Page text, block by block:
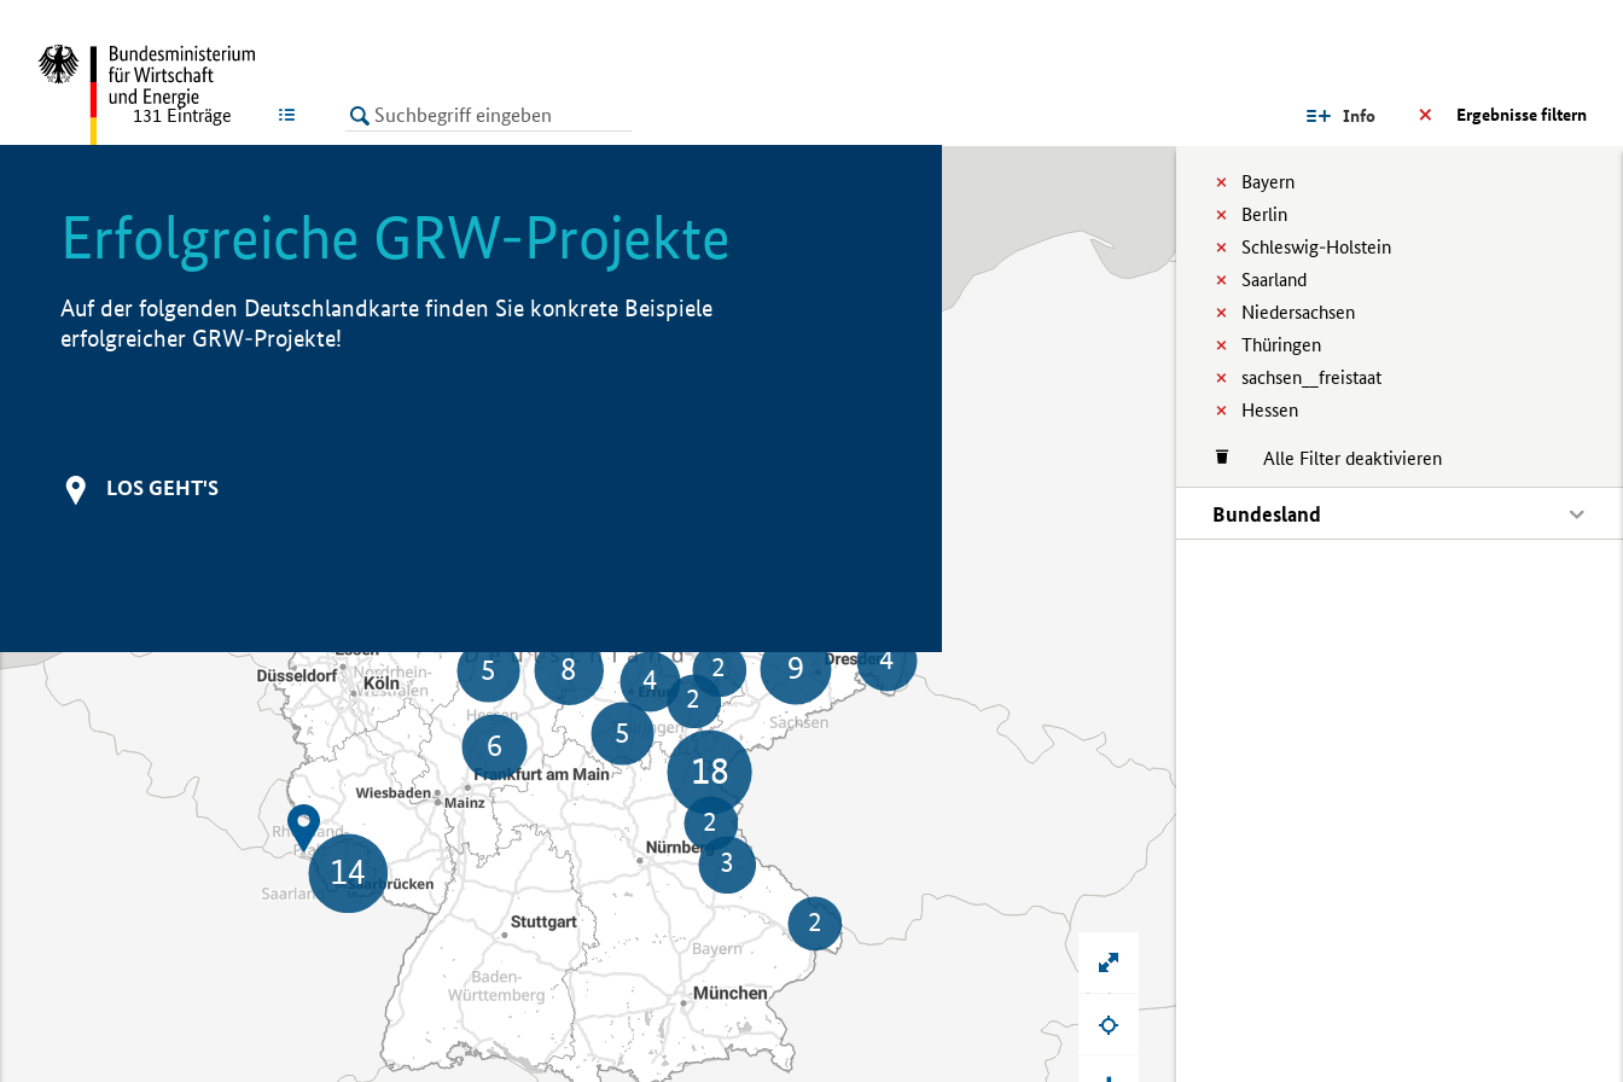
LISTE Ergebnisse filtern
Info
Bayern
Berlin
Schleswig-Holstein
Saarland
Niedersachsen
Thüringen
sachsen__freistaat
Hessen
Alle Filter deaktivieren
Bundesland
131 Einträge
Erfolgreiche GRW-Projekte
Auf der folgenden Deutschlandkarte finden Sie konkrete Beispiele
erfolgreicher GRW-Projekte!
LOS GEHT'S